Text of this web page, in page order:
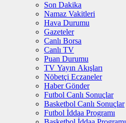
Son Dakika
Namaz Vakitleri
Hava Durumu
Gazeteler
Canlı Borsa
Canlı TV
Puan Durumu
TV Yayın Akışları
Nöbetçi Eczaneler
Haber Gönder
Futbol Canlı Sonuçlar
Basketbol Canlı Sonuçlar
Futbol İddaa Programı